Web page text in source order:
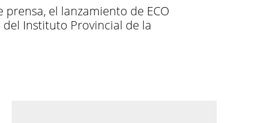
el lanzamiento de ECO
del Instituto Provincial de la